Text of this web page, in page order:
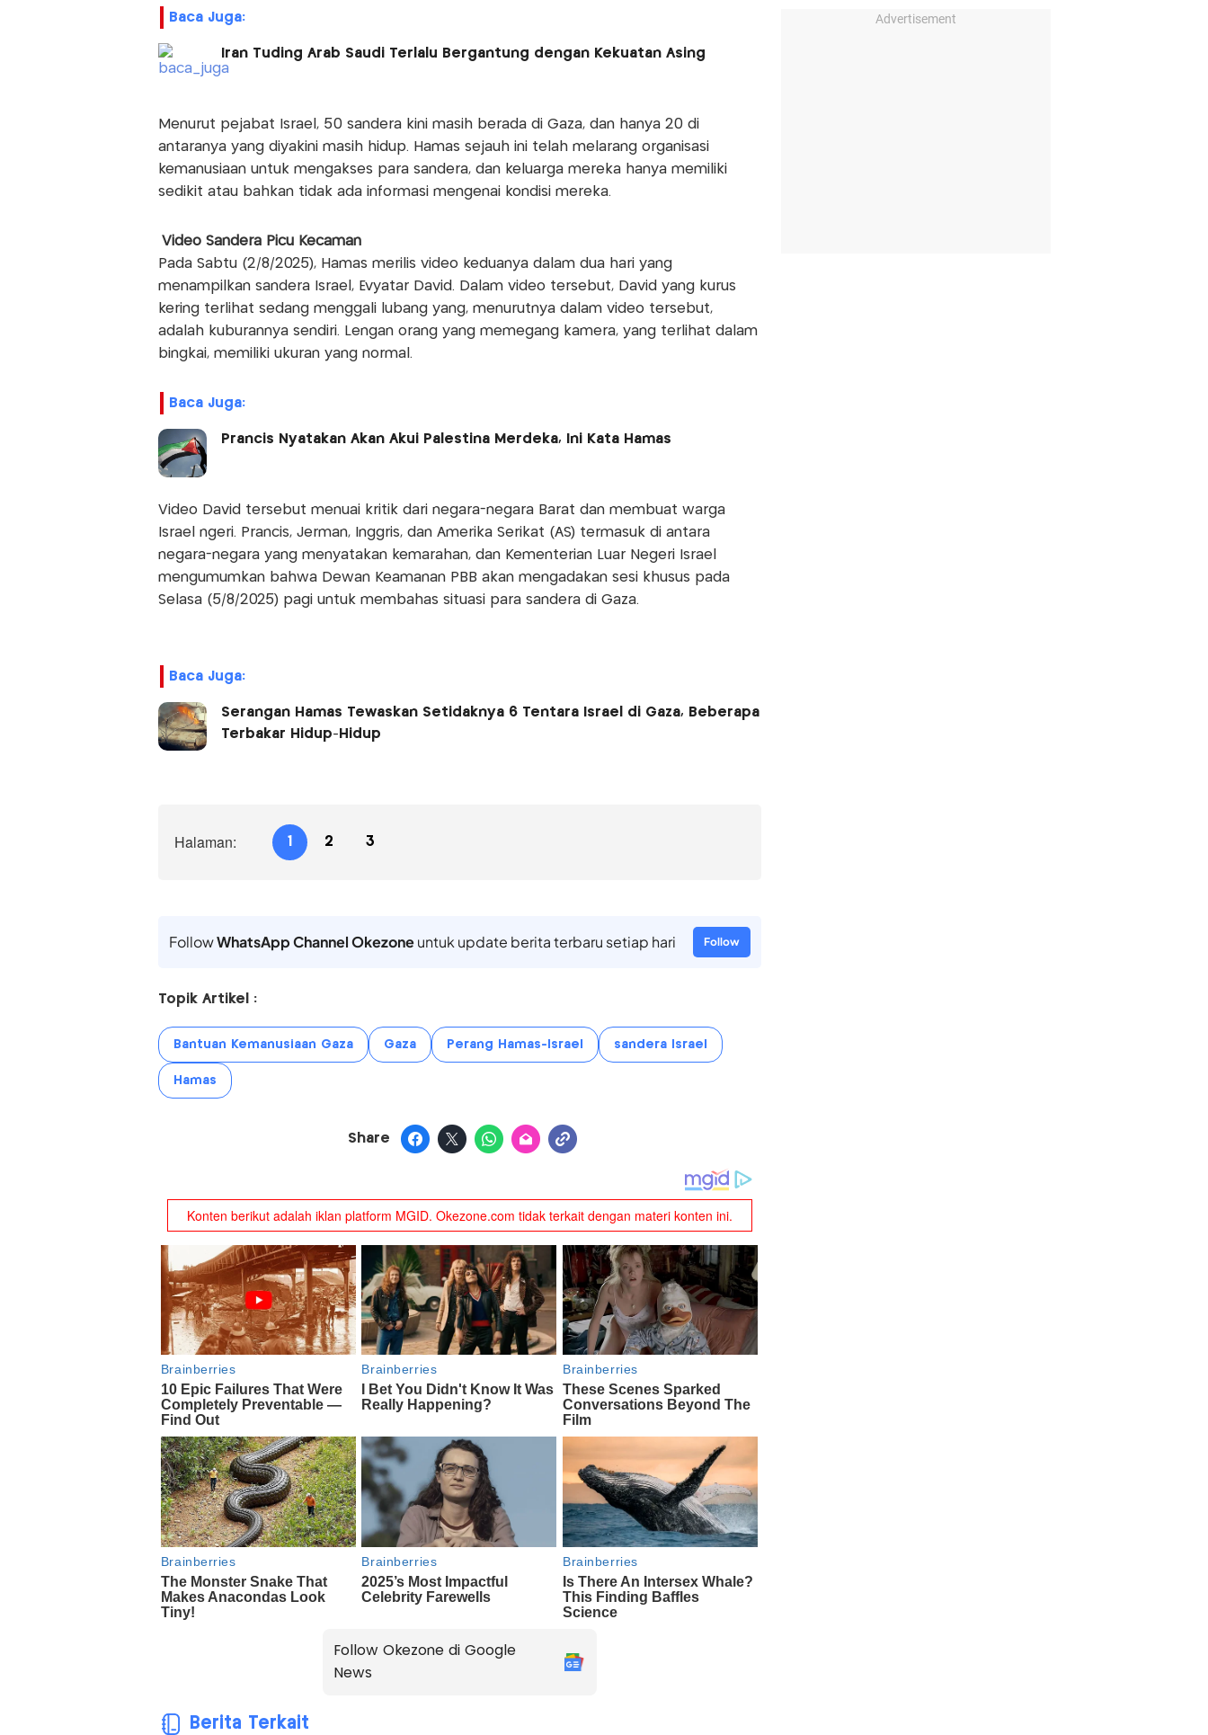
Baca Juga:
Iran Tuding Arab Saudi Terlalu Bergantung dengan Kekuatan Asing
Menurut pejabat Israel, 50 sandera kini masih berada di Gaza, dan hanya 20 di
antaranya yang diyakini masih hidup. Hamas sejauh ini telah melarang organisasi
kemanusiaan untuk mengakses para sandera, dan keluarga mereka hanya memiliki
sedikit atau bahkan tidak ada informasi mengenai kondisi mereka.
Video Sandera Picu Kecaman
Pada Sabtu (2/8/2025), Hamas merilis video keduanya dalam dua hari yang
menampilkan sandera Israel, Evyatar David. Dalam video tersebut, David yang kurus
kering terlihat sedang menggali lubang yang, menurutnya dalam video tersebut,
adalah kuburannya sendiri. Lengan orang yang memegang kamera, yang terlihat dalam
bingkai, memiliki ukuran yang normal.
Baca Juga:
Prancis Nyatakan Akan Akui Palestina Merdeka, Ini Kata Hamas
Video David tersebut menuai kritik dari negara-negara Barat dan membuat warga
Israel ngeri. Prancis, Jerman, Inggris, dan Amerika Serikat (AS) termasuk di antara
negara-negara yang menyatakan kemarahan, dan Kementerian Luar Negeri Israel
mengumumkan bahwa Dewan Keamanan PBB akan mengadakan sesi khusus pada
Selasa (5/8/2025) pagi untuk membahas situasi para sandera di Gaza.
Baca Juga:
Serangan Hamas Tewaskan Setidaknya 6 Tentara Israel di Gaza, Beberapa
Terbakar Hidup-Hidup
Halaman: 1 2 3
FollowWhatsApp Channel Okezoneuntuk update berita terbaru setiap hari Follow
Topik Artikel :
Bantuan Kemanusiaan Gaza Gaza Perang Hamas-Israel sandera Israel
Hamas
Share
Follow Okezone di Google
News
Berita Terkait
Advertisement